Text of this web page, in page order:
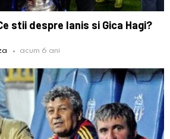
stii despre Ianis si Gica Hagi?
acum 6 ani